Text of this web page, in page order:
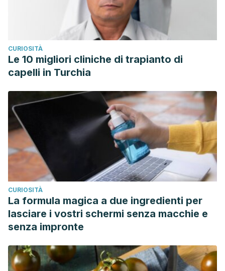
CURIOSITÀ
Le 10 migliori cliniche di trapianto di
capelli in Turchia
CURIOSITÀ
La formula magica a due ingredienti per
lasciare i vostri schermi senza macchie e
senza impronte